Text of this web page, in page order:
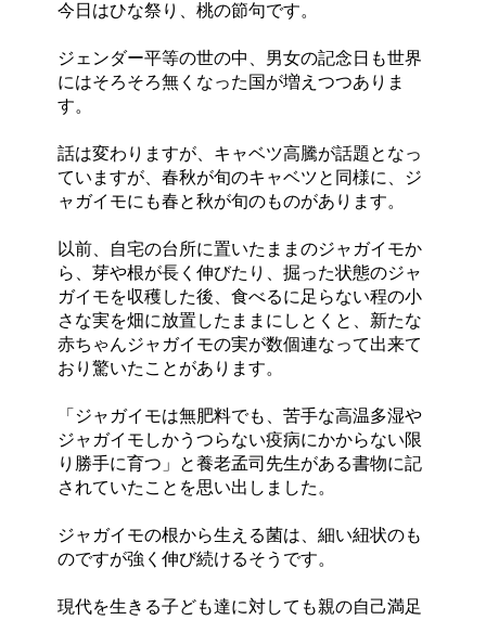
今日はひな祭り、桃の節句です。
ジェンダー平等の世の中、男女の記念日も世界
にはそろそろ無くなった国が増えつつありま
す。
話は変わりますが、キャベツ高騰が話題となっ
ていますが、春秋が旬のキャベツと同様に、ジ
ャガイモにも春と秋が旬のものがあります。
以前、自宅の台所に置いたままのジャガイモか
ら、芽や根が長く伸びたり、掘った状態のジャ
ガイモを収穫した後、食べるに足らない程の小
さな実を畑に放置したままにしとくと、新たな
赤ちゃんジャガイモの実が数個連なって出来て
おり驚いたことがあります。
「ジャガイモは無肥料でも、苦手な高温多湿や
ジャガイモしかうつらない疫病にかからない限
り勝手に育つ」と養老孟司先生がある書物に記
されていたことを思い出しました。
ジャガイモの根から生える菌は、細い紐状のも
のですが強く伸び続けるそうです。
現代を生きる子ども達に対しても親の自己満足